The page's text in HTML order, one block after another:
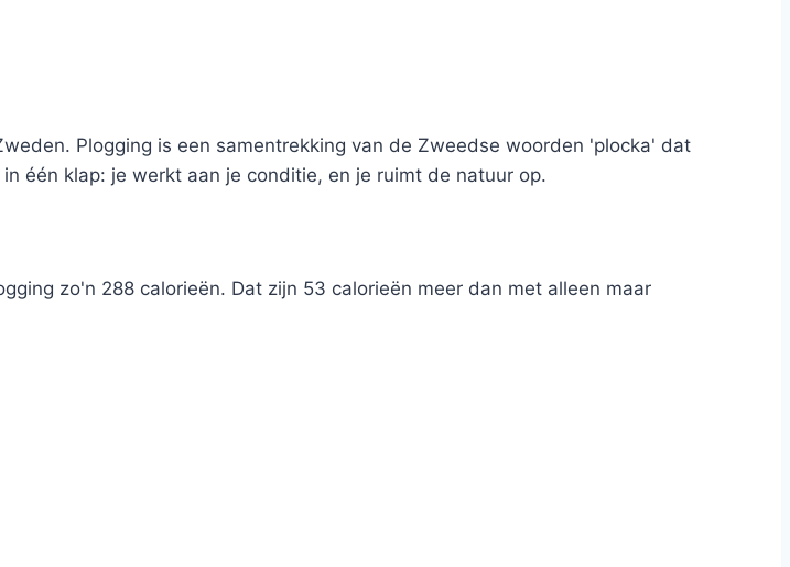
Plogging is een samentrekking van de Zweedse woorden 'plocka' dat
één klap: je werkt aan je conditie, en je ruimt de natuur op.
zo'n 288 calorieën. Dat zijn 53 calorieën meer dan met alleen maar